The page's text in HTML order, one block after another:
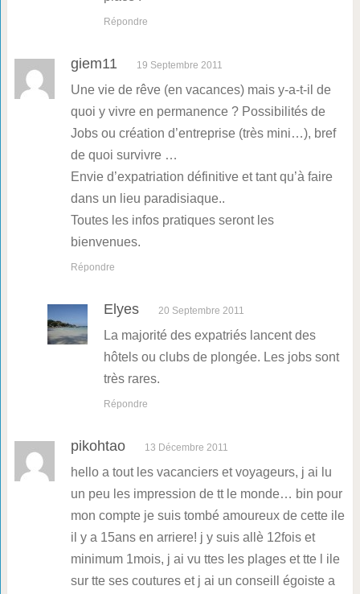
Répondre
giem11 19 Septembre 2011
Une vie de rêve (en vacances) mais y-a-t-il de
quoi y vivre en permanence ? Possibilités de
Jobs ou création d’entreprise (très mini…), bref
de quoi survivre …
Envie d’expatriation définitive et tant qu’à faire
dans un lieu paradisiaque..
Toutes les infos pratiques seront les
bienvenues.
Répondre
Elyes 20 Septembre 2011
La majorité des expatriés lancent des
hôtels ou clubs de plongée. Les jobs sont
très rares.
Répondre
pikohtao 13 Décembre 2011
hello a tout les vacanciers et voyageurs, j ai lu
un peu les impression de tt le monde… bin pour
mon compte je suis tombé amoureux de cette ile
il y a 15ans en arriere! j y suis allè 12fois et
minimum 1mois, j ai vu ttes les plages et tte l ile
sur tte ses coutures et j ai un conseill égoiste a